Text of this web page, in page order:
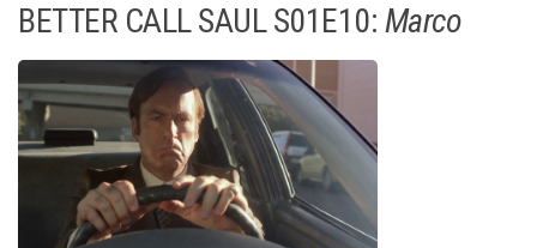
BETTER CALL SAUL S01E10: Marco